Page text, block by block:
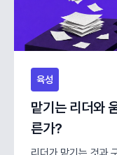
육성
맡기는 리더와
른가?